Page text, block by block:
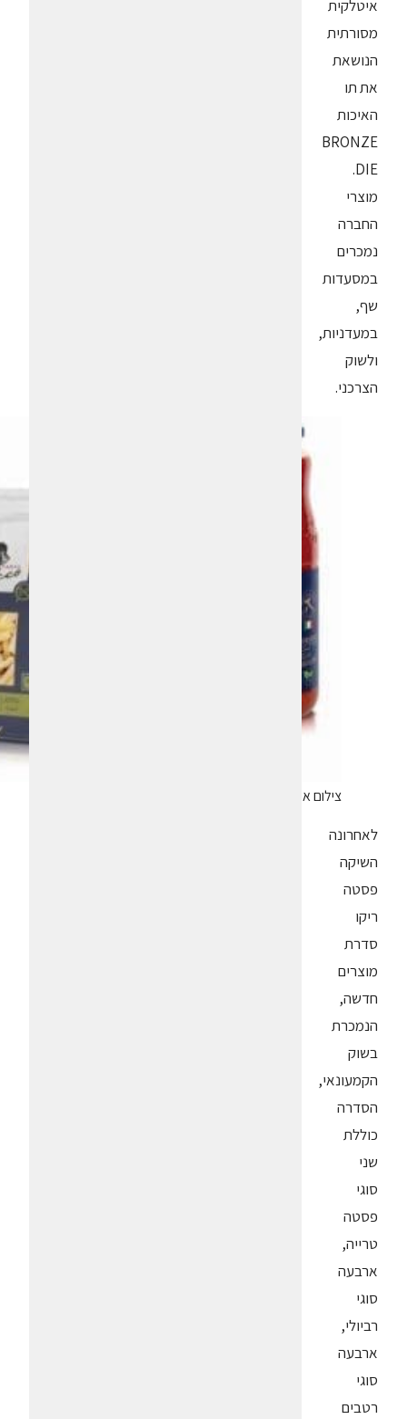
איטלקית
מסורתית
הנושאת
את תו
האיכות
BRONZE
DIE.
מוצרי
החברה
נמכרים
במסעדות
שף,
במעדניות,
ולשוק
הצרכני.
צילום אימג'ארט
לאחרונה
השיקה
פסטה
ריקו
סדרת
מוצרים
חדשה,
הנמכרת
בשוק
הקמעונאי,
הסדרה
כוללת
שני
סוגי
פסטה
טרייה,
ארבעה
סוגי
רביולי,
ארבעה
סוגי
רטבים